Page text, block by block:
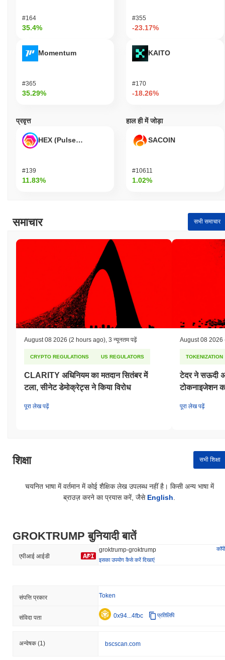
#164
35.4%
Momentum
#365
35.29%
#355
-23.17%
KAITO
#170
-18.26%
प्रवृत्त
HEX (Pulsechain)
#139
11.83%
हाल ही में जोड़ा
SACOIN
#10611
1.02%
समाचार सभी समाचार
August 08 2026 (2 hours ago) 3 न्यूनतम पढ़ें
CRYPTO REGULATIONS US REGULATORS
CLARITY अधिनियम का मतदान सितंबर में
टला, सीनेट डेमोक्रेट्स ने किया विरोध
पूरा लेख पढ़ें
August 08 2026
TOKENIZATION
टेदर ने सऊदी
टोकनाइजेशन
पूरा लेख पढ़ें
शिक्षा सभी शिक्षा
चयनित भाषा में वर्तमान में कोई शैक्षिक लेख उपलब्ध नहीं है। किसी अन्य भाषा में
ब्राउज़ करने का प्रयास करें, जैसे English
GROKTRUMP बुनियादी बातें
एपीआई आईडी
groktrump-groktrump
कॉपी
इसका उपयोग कैसे करें दिखाएं
संपत्ति प्रकार Token
संविदा पता 0x94...4fbc प्रतिलिपि
अन्वेषक (1) bscscan.com